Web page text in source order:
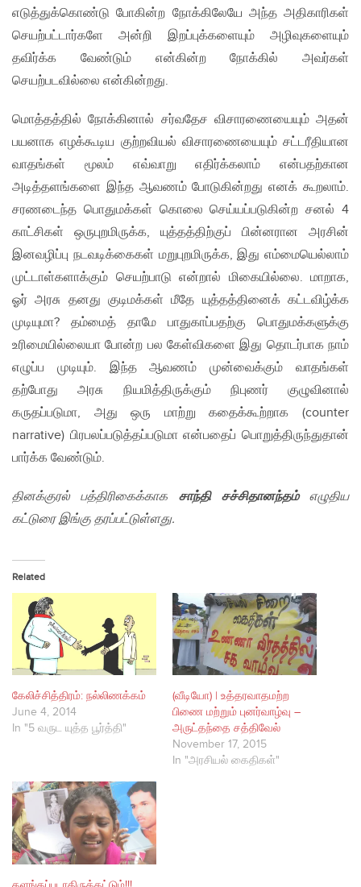
எடுத்துக்கொண்டு போகின்ற நோக்கிலேயே அந்த அதிகாரிகள்
செயற்பட்டார்களே அன்றி இறப்புக்களையும் அழிவுகளையும்
தவிர்க்க வேண்டும் என்கின்ற நோக்கில் அவர்கள்
செயற்படவில்லை என்கின்றது.
மொத்தத்தில் நோக்கினால் சர்வதேச விசாரணையையும் அதன்
பயனாக எழக்கூடிய குற்றவியல் விசாரணையையும் சட்டரீதியான
வாதங்கள் மூலம் எவ்வாறு எதிர்க்கலாம் என்பதற்கான
அடித்தளங்களை இந்த ஆவணம் போடுகின்றது எனக் கூறலாம்.
சரணடைந்த பொதுமக்கள் கொலை செய்யப்படுகின்ற சனல் 4
காட்சிகள் ஒருபுறமிருக்க, யுத்தத்திற்குப் பின்னரான அரசின்
இனவழிப்பு நடவடிக்கைகள் மறுபுறமிருக்க, இது எம்மையெல்லாம்
முட்டாள்களாக்கும் செயற்பாடு என்றால் மிகையில்லை. மாறாக,
ஓர் அரசு தனது குடிமக்கள் மீதே யுத்தத்தினைக் கட்டவிழ்க்க
முடியுமா? தம்மைத் தாமே பாதுகாப்பதற்கு பொதுமக்களுக்கு
உரிமையில்லையா போன்ற பல கேள்விகளை இது தொடர்பாக நாம்
எழுப்ப முடியும். இந்த ஆவணம் முன்வைக்கும் வாதங்கள்
தற்போது அரசு நியமித்திருக்கும் நிபுணர் குழுவினால்
கருதப்படுமா, அது ஒரு மாற்று கதைக்கூற்றாக (counter
narrative) பிரபலப்படுத்தப்படுமா என்பதைப் பொறுத்திருந்துதான்
பார்க்க வேண்டும்.
தினக்குரல் பத்திரிகைக்காக சாந்தி சச்சிதானந்தம்எழுதிய
கட்டுரை இங்கு தரப்பட்டுள்ளது.
Related
கேலிச்சித்திரம்: நல்லிணக்கம்
June 4, 2014
In "5 வருட யுத்த பூர்த்தி"
(வீடியோ) | உத்தரவாதமற்ற
பிணை மற்றும் புனர்வாழ்வு –
அருட்தந்தை சத்திவேல்
November 17, 2015
In "அரசியல் கைதிகள்"